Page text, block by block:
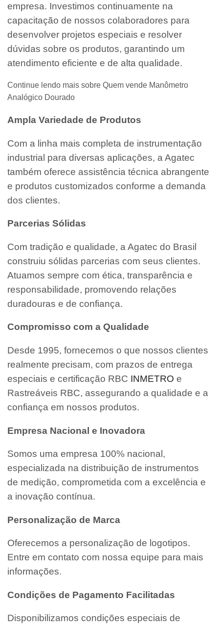
empresa. Investimos continuamente na
capacitação de nossos colaboradores para
desenvolver projetos especiais e resolver
dúvidas sobre os produtos, garantindo um
atendimento eficiente e de alta qualidade.
Continue lendo mais sobre Quem vende Manômetro
Analógico Dourado
Ampla Variedade de Produtos
Com a linha mais completa de instrumentação
industrial para diversas aplicações, a Agatec
também oferece assistência técnica abrangente
e produtos customizados conforme a demanda
dos clientes.
Parcerias Sólidas
Com tradição e qualidade, a Agatec do Brasil
construiu sólidas parcerias com seus clientes.
Atuamos sempre com ética, transparência e
responsabilidade, promovendo relações
duradouras e de confiança.
Compromisso com a Qualidade
Desde 1995, fornecemos o que nossos clientes
realmente precisam, com prazos de entrega
especiais e certificação RBC INMETRO e
Rastreáveis RBC, assegurando a qualidade e a
confiança em nossos produtos.
Empresa Nacional e Inovadora
Somos uma empresa 100% nacional,
especializada na distribuição de instrumentos
de medição, comprometida com a excelência e
a inovação contínua.
Personalização de Marca
Oferecemos a personalização de logotipos.
Entre em contato com nossa equipe para mais
informações.
Condições de Pagamento Facilitadas
Disponibilizamos condições especiais de